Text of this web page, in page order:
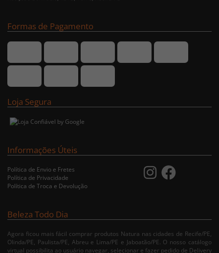
Formas de Pagamento
Loja Segura
Informações Úteis
Política de Envio e Fretes
Política de Privacidade
Política de Troca e Devolução
Beleza Todo Dia
Agora ficou mais fácil comprar produtos Natura nas cidades de Recife/PE,
Olinda/PE, Paulista/PE, Abreu e Lima/PE e Jaboatão/PE. O nosso catálogo
virtual possibilita ao usuário navegar, selecionar e fazer pedido de Delivery